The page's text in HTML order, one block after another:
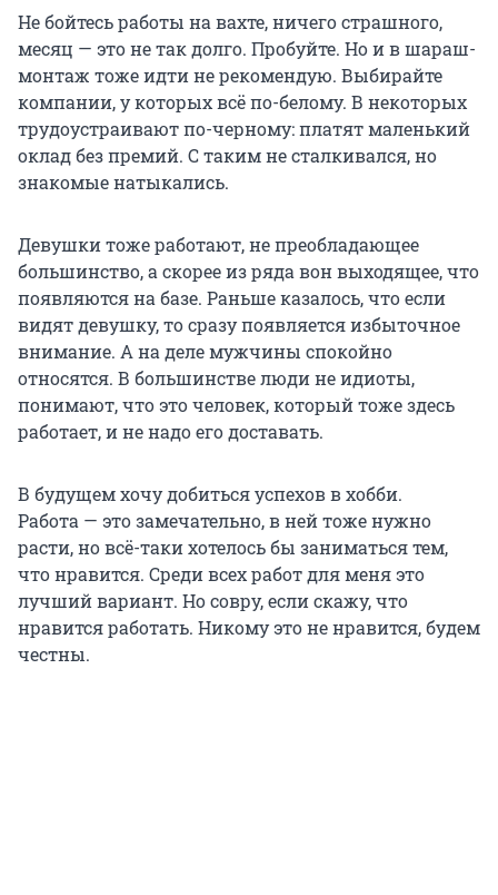
Не бойтесь работы на вахте, ничего страшного,
месяц — это не так долго. Пробуйте. Но и в шараш-
монтаж тоже идти не рекомендую. Выбирайте
компании, у которых всё по-белому. В некоторых
трудоустраивают по-черному: платят маленький
оклад без премий. С таким не сталкивался, но
знакомые натыкались.
Девушки тоже работают, не преобладающее
большинство, а скорее из ряда вон выходящее, что
появляются на базе. Раньше казалось, что если
видят девушку, то сразу появляется избыточное
внимание. А на деле мужчины спокойно
относятся. В большинстве люди не идиоты,
понимают, что это человек, который тоже здесь
работает, и не надо его доставать.
В будущем хочу добиться успехов в хобби.
Работа — это замечательно, в ней тоже нужно
расти, но всё-таки хотелось бы заниматься тем,
что нравится. Среди всех работ для меня это
лучший вариант. Но совру, если скажу, что
нравится работать. Никому это не нравится, будем
честны.